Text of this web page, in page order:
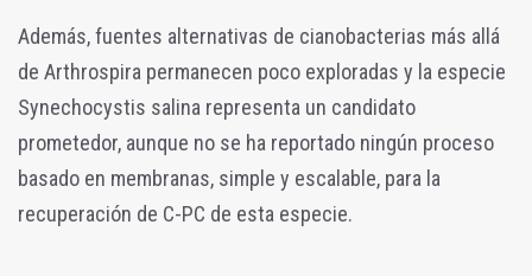
Además, fuentes alternativas de cianobacterias más allá
de Arthrospira permanecen poco exploradas y la especie
Synechocystis salina representa un candidato
prometedor, aunque no se ha reportado ningún proceso
basado en membranas, simple y escalable, para la
recuperación de C-PC de esta especie.